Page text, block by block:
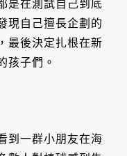
是在測試自己到底
現自己擅長企劃的
最後決定扎根在新
孩子們。
到一群小朋友在海